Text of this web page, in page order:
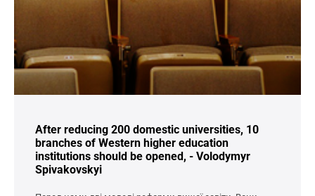
After reducing 200 domestic universities, 10
branches of Western higher education
institutions should be opened, - Volodymyr
Spivakovskyi